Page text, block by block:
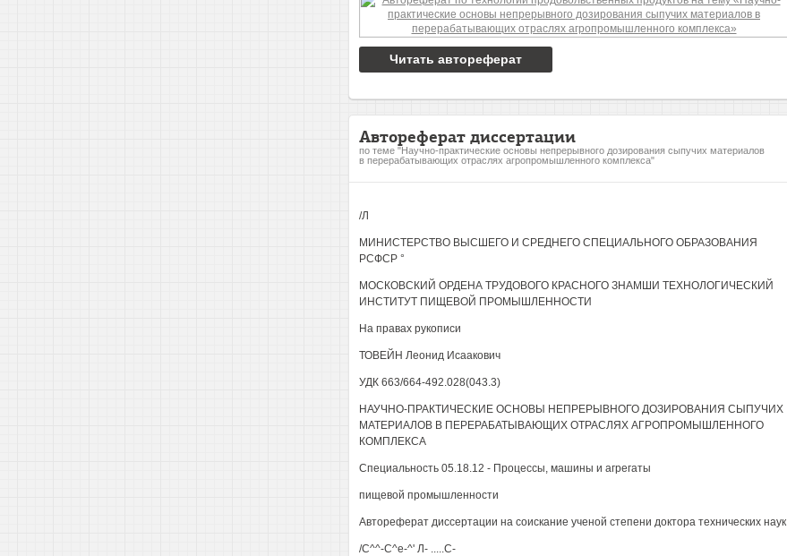
Читать автореферат
Автореферат диссертации
по теме "Научно-практические основы непрерывного дозирования сыпучих материалов
в перерабатывающих отраслях агропромышленного комплекса"
/Л
МИНИСТЕРСТВО ВЫСШЕГО И СРЕДНЕГО СПЕЦИАЛЬНОГО ОБРАЗОВАНИЯ
РСФСР °
МОСКОВСКИЙ ОРДЕНА ТРУДОВОГО КРАСНОГО ЗНАМШИ ТЕХНОЛОГИЧЕСКИЙ
ИНСТИТУТ ПИЩЕВОЙ ПРОМЫШЛЕННОСТИ
На правах рукописи
ТОВЕЙН Леонид Исаакович
УДК 663/664-492.028(043.3)
НАУЧНО-ПРАКТИЧЕСКИЕ ОСНОВЫ НЕПРЕРЫВНОГО ДОЗИРОВАНИЯ СЫПУЧИХ
МАТЕРИАЛОВ В ПЕРЕРАБАТЫВАЮЩИХ ОТРАСЛЯХ АГРОПРОМЫШЛЕННОГО
КОМПЛЕКСА
Специальность 05.18.12 - Процессы, машины и агрегаты
пищевой промышленности
Автореферат диссертации на соискание ученой степени доктора технических наук
/С^^-С^е-^' Л- .....С-